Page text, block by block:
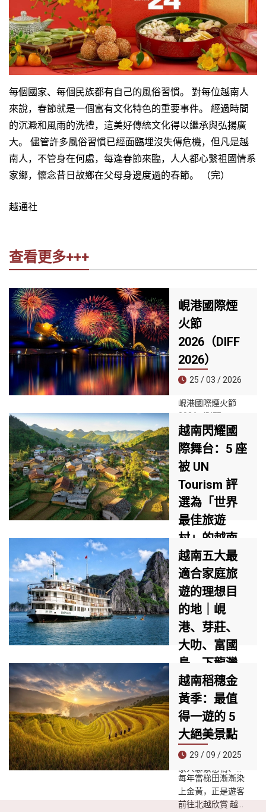
每個國家、每個民族都有自己的風俗習慣。 對每位越南人
來說，春節就是一個富有文化特色的重要事件。 經過時間
的沉澱和風雨的洗禮，這美好傳統文化得以繼承與弘揚廣
大。 儘管許多風俗習慣已經面臨埋沒失傳危機，但凡是越
南人，不管身在何處，每逢春節來臨，人人都心繫祖國情系
家鄉，懷念昔日故鄉在父母身邊度過的春節。 （完）
越通社
查看更多+++
峴港國際煙
火節
2026（DIFF
2026）
25 / 03 / 2026
峴港國際煙火節
2026（DIFF
2026）預計於
2026年5月30日至
7月11日舉行，主
題為「峴港－連結
的地平線」
（United
Horizons）。活動
將在韓江港口區舉
辦，共包含6個比
賽之夜（開幕式、
4場預賽及總決
賽），匯聚10支煙
火隊伍（包括越南
及來自8個國家／
地區，如義大利、
法國、日本等）。
越南閃耀國
際舞台：5 座
被 UN
Tourism 評
選為「世界
最佳旅遊
村」的越南
村落
23 / 10 / 2025
「世界最佳旅遊村
（Best Tourism
Villages）」是 UN
Tourism（聯合國
世界旅遊組織） 推
出的全球性倡議，
旨在表彰那些在保
護自然景觀、生物
多樣性、文化遺產
與在地價值方面表
現卓越的鄉村。
越南五大最
適合家庭旅
遊的理想目
的地｜峴
港、芽莊、
大叻、富國
島、下龍灣
親子行程推
薦
08 / 10 / 2025
家庭假期不只是放
鬆的時光，更是全
家人聯繫感情、探
索新地方、留下美
好回憶的絕佳機
會。 越南擁有豐富
越南稻穗金
黃季：最值
得一遊的 5
大絕美景點
29 / 09 / 2025
每年當梯田漸漸染
上金黃，正是遊客
前往北越欣賞 越南